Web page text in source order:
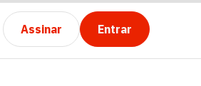
Assinar Entrar